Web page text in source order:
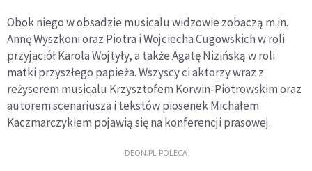
Obok niego w obsadzie musicalu widzowie zobaczą m.in.
Annę Wyszkoni oraz Piotra i Wojciecha Cugowskich w roli
przyjaciół Karola Wojtyły, a także Agatę Nizińską w roli
matki przyszłego papieża. Wszyscy ci aktorzy wraz z
reżyserem musicalu Krzysztofem Korwin-Piotrowskim oraz
autorem scenariusza i tekstów piosenek Michałem
Kaczmarczykiem pojawią się na konferencji prasowej.
DEON.PL POLECA